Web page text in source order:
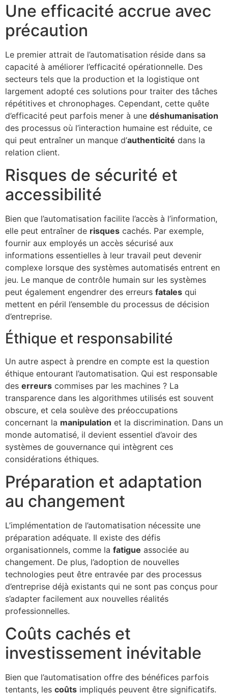
Une efficacité accrue avec
précaution
Le premier attrait de l’automatisation réside dans sa
capacité à améliorer l’efficacité opérationnelle. Des
secteurs tels que la production et la logistique ont
largement adopté ces solutions pour traiter des tâches
répétitives et chronophages. Cependant, cette quête
d’efficacité peut parfois mener à une déshumanisation
des processus où l’interaction humaine est réduite, ce
qui peut entraîner un manque d’authenticité dans la
relation client.
Risques de sécurité et
accessibilité
Bien que l’automatisation facilite l’accès à l’information,
elle peut entraîner de risques cachés. Par exemple,
fournir aux employés un accès sécurisé aux
informations essentielles à leur travail peut devenir
complexe lorsque des systèmes automatisés entrent en
jeu. Le manque de contrôle humain sur les systèmes
peut également engendrer des erreurs fatales qui
mettent en péril l’ensemble du processus de décision
d’entreprise.
Éthique et responsabilité
Un autre aspect à prendre en compte est la question
éthique entourant l’automatisation. Qui est responsable
des erreurs commises par les machines ? La
transparence dans les algorithmes utilisés est souvent
obscure, et cela soulève des préoccupations
concernant la manipulation et la discrimination. Dans un
monde automatisé, il devient essentiel d’avoir des
systèmes de gouvernance qui intègrent ces
considérations éthiques.
Préparation et adaptation
au changement
L’implémentation de l’automatisation nécessite une
préparation adéquate. Il existe des défis
organisationnels, comme la fatigue associée au
changement. De plus, l’adoption de nouvelles
technologies peut être entravée par des processus
d’entreprise déjà existants qui ne sont pas conçus pour
s’adapter facilement aux nouvelles réalités
professionnelles.
Coûts cachés et
investissement inévitable
Bien que l’automatisation offre des bénéfices parfois
tentants, les coûts impliqués peuvent être significatifs.